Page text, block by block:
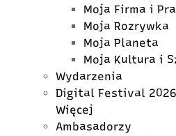
Moja Firma i
Moja Rozrywka
Moja Planeta
Moja Kultura i
Wydarzenia
Digital Festival 2026
Więcej
Ambasadorzy